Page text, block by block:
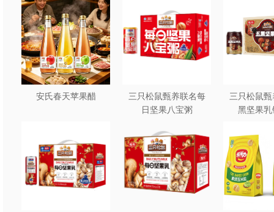
安氏春天苹果醋
三只松鼠甄养联名每
日坚果八宝粥
三只松鼠
黑坚果乳